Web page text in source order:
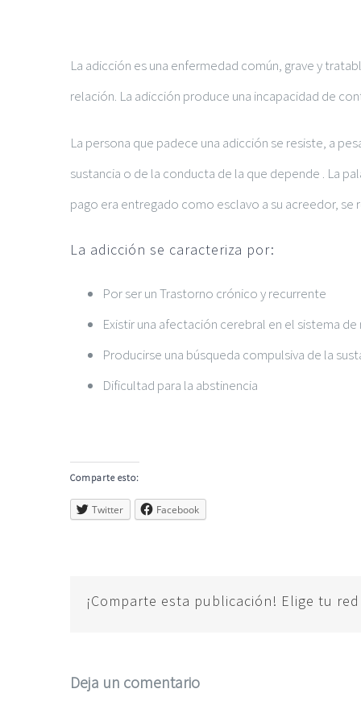
imagen
más
La adicción es una enfermedad común, grave y
relación. La adicción produce una incapacidad de
La persona que padece una adicción se resiste, a
sustancia o de la conducta de la que depende . La
pago era entregado como esclavo a su acreedor,
La adicción se caracteriza por:
Por ser un Trastorno crónico y recurrente
Existir una afectación cerebral en el sistema
Producirse una búsqueda compulsiva de la
Dificultad para la abstinencia
Comparte esto:
Twitter Facebook
¡Comparte esta publicación! Elige tu
Deja un comentario